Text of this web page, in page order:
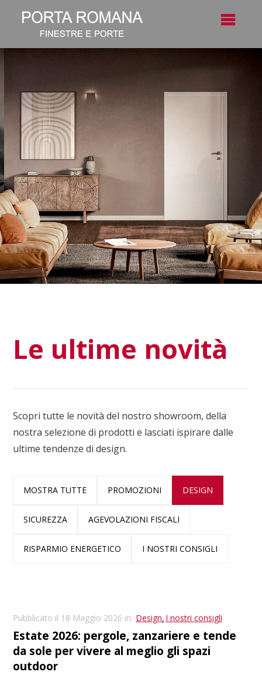
Le ultime novità
Scopri tutte le novità del nostro showroom, della
nostra selezione di prodotti e lasciati ispirare dalle
ultime tendenze di design.
MOSTRA TUTTE PROMOZIONI DESIGN
SICUREZZA AGEVOLAZIONI FISCALI
RISPARMIO ENERGETICO I NOSTRI CONSIGLI
Pubblicato il 18 Maggio 2026 in: Design, I nostri consigli
Estate 2026: pergole, zanzariere e tende
da sole per vivere al meglio gli spazi
outdoor